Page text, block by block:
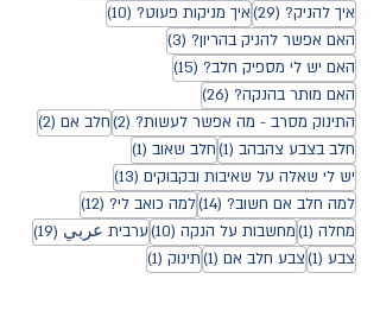
איך להניק? (29) 29 פוסטים
איך מניקות פעוט? (10)
10 פוסטים
האם אפשר להניק בהריון? (3)
3 פוסטים
האם יש לי מספיק חלב? (15)
15 פוסטים
האם מותר בהנקה? (26)
26 פוסטים
התינוק מסרב - מה אפשר לעשות? (2) 2 פוסטיםחלב אם (2) 2 פוסטים
חלב בצבע צהבהב (1) פוסט 1
חלב שאוב (1) פוסט 1
יש לי שאלה על שאיבות ובקבוקים (13)
13 פוסטים
למה חלב אם חשוב? (14) 14 פוסטים
למה כואב לי? (12)
12 פוסטים
מחלה (1) פוסט 1
מחשבות על הנקה (10) 10 פוסטים
ערבית عربي (19)
19 פוסטים
צבע (1) פוסט 1
צבע חלב אם (1) פוסט 1
תינוק (1) פוסט 1